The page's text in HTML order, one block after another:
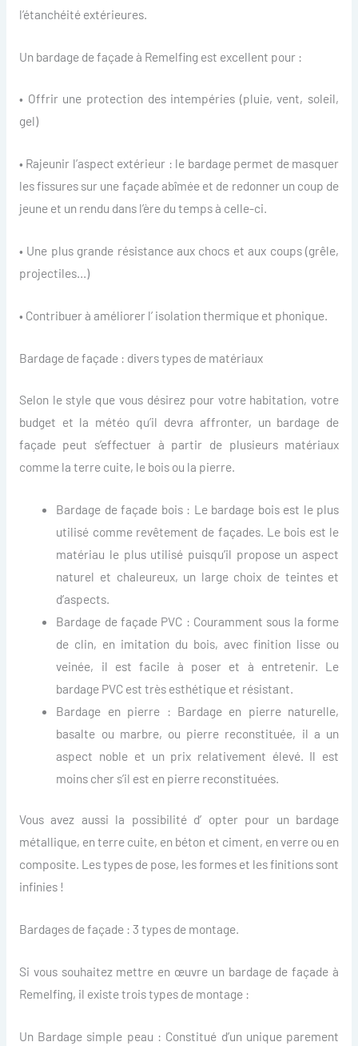
l’étanchéité extérieures.
Un bardage de façade à Remelfing est excellent pour :
• Offrir une protection des intempéries (pluie, vent, soleil,
gel)
• Rajeunir l’aspect extérieur : le bardage permet de masquer
les fissures sur une façade abîmée et de redonner un coup de
jeune et un rendu dans l’ère du temps à celle-ci.
• Une plus grande résistance aux chocs et aux coups (grêle,
projectiles…)
• Contribuer à améliorer l’ isolation thermique et phonique.
Bardage de façade : divers types de matériaux
Selon le style que vous désirez pour votre habitation, votre
budget et la météo qu’il devra affronter, un bardage de
façade peut s’effectuer à partir de plusieurs matériaux
comme la terre cuite, le bois ou la pierre.
Bardage de façade bois : Le bardage bois est le plus
utilisé comme revêtement de façades. Le bois est le
matériau le plus utilisé puisqu’il propose un aspect
naturel et chaleureux, un large choix de teintes et
d’aspects.
Bardage de façade PVC : Couramment sous la forme
de clin, en imitation du bois, avec finition lisse ou
veinée, il est facile à poser et à entretenir. Le
bardage PVC est très esthétique et résistant.
Bardage en pierre : Bardage en pierre naturelle,
basalte ou marbre, ou pierre reconstituée, il a un
aspect noble et un prix relativement élevé. Il est
moins cher s’il est en pierre reconstituées.
Vous avez aussi la possibilité d’ opter pour un bardage
métallique, en terre cuite, en béton et ciment, en verre ou en
composite. Les types de pose, les formes et les finitions sont
infinies !
Bardages de façade : 3 types de montage.
Si vous souhaitez mettre en œuvre un bardage de façade à
Remelfing, il existe trois types de montage :
Un Bardage simple peau : Constitué d’un unique parement